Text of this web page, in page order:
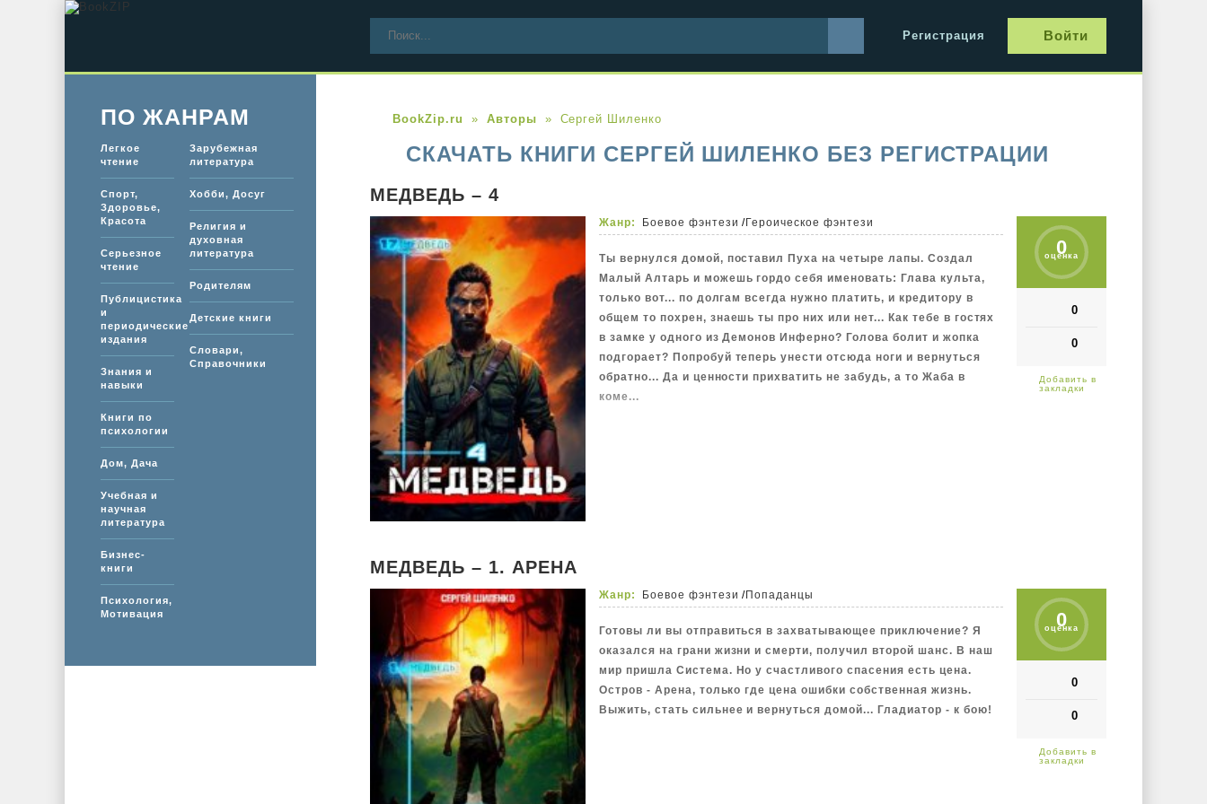
Регистрация Войти
BookZip.ru Авторы Сергей Шиленко
СКАЧАТЬ КНИГИ СЕРГЕЙ ШИЛЕНКО БЕЗ РЕГИСТРАЦИИ
МЕДВЕДЬ – 4
0
оценка
0
0
Жанр: Боевое фэнтези /Героическое фэнтези
Ты вернулся домой, поставил Пуха на четыре лапы. Создал
Малый Алтарь и можешь гордо себя именовать: Глава культа,
только вот... по долгам всегда нужно платить, и кредитору в
общем то похрен, знаешь ты про них или нет... Как тебе в гостях
в замке у одного из Демонов Инферно? Голова болит и жопка
подгорает? Попробуй теперь унести отсюда ноги и вернуться
обратно... Да и ценности прихватить не забудь, а то Жаба в
коме...
МЕДВЕДЬ – 1. АРЕНА
0
оценка
0
0
Жанр: Боевое фэнтези /Попаданцы
Готовы ли вы отправиться в захватывающее приключение? Я
оказался на грани жизни и смерти, получил второй шанс. В наш
мир пришла Система. Но у счастливого спасения есть цена.
Остров - Арена, только где цена ошибки собственная жизнь.
Выжить, стать сильнее и вернуться домой... Гладиатор - к бою!
ПО ЖАНРАМ
Легкое
чтение
Спорт,
Здоровье,
Красота
Серьезное
чтение
Публицистика
и
периодические
издания
Знания и
навыки
Книги по
психологии
Дом, Дача
Учебная и
научная
литература
Бизнес-
книги
Психология,
Мотивация
Зарубежная
литература
Хобби, Досуг
Религия и
духовная
литература
Родителям
Детские книги
Словари,
Справочники